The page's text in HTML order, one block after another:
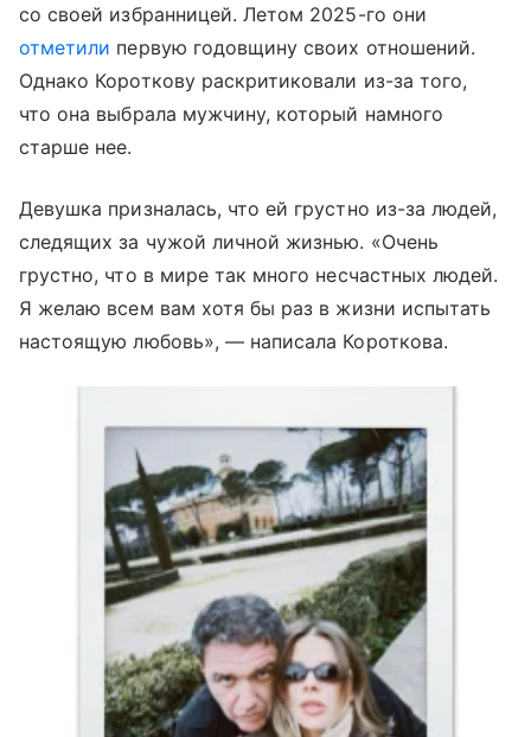
со своей избранницей. Летом 2025-го они
отметили первую годовщину своих отношений.
Однако Короткову раскритиковали из-за того,
что она выбрала мужчину, который намного
старше нее.
Девушка призналась, что ей грустно из-за людей,
следящих за чужой личной жизнью. «Очень
грустно, что в мире так много несчастных людей.
Я желаю всем вам хотя бы раз в жизни испытать
настоящую любовь», — написала Короткова.